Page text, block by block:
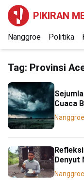
PIKIRAN
Nanggroe Politika
Tag: Provinsi
Cuaca
Nanggroe
Denyut
Nanggroe